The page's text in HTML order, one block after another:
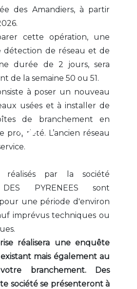
des Amandiers, à partir
cette opération, une
détection de réseau et de
durée de 2 jours, sera
de la semaine 50 ou 51.
à poser un nouveau
usées et à installer de
de branchement en
propriété. L’ancien réseau
réalisés par la société
DES PYRENEES sont
une période d'environ
imprévus techniques ou
réalisera une enquête
mais également au
branchement. Des
société se présenteront à